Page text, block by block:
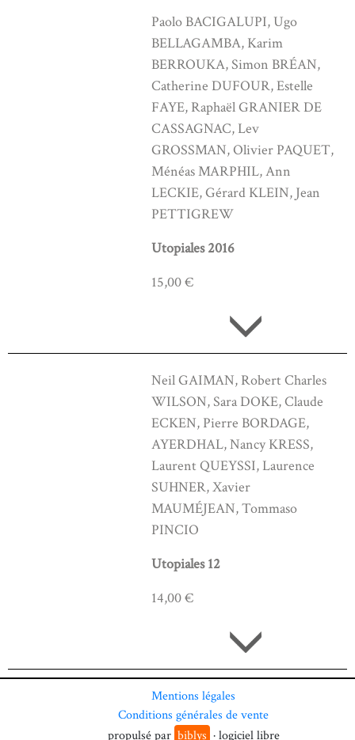
Paolo BACIGALUPI, Ugo
BELLAGAMBA, Karim
BERROUKA, Simon BRÉAN,
Catherine DUFOUR, Estelle
FAYE, Raphaël GRANIER DE
CASSAGNAC, Lev
GROSSMAN, Olivier PAQUET,
Ménéas MARPHIL, Ann
LECKIE, Gérard KLEIN, Jean
PETTIGREW
Utopiales 2016
15,00 €
Neil GAIMAN, Robert Charles
WILSON, Sara DOKE, Claude
ECKEN, Pierre BORDAGE,
AYERDHAL, Nancy KRESS,
Laurent QUEYSSI, Laurence
SUHNER, Xavier
MAUMÉJEAN, Tommaso
PINCIO
Utopiales 12
14,00 €
Mentions légales
Conditions générales de vente
propulsé par biblys · logiciel libre